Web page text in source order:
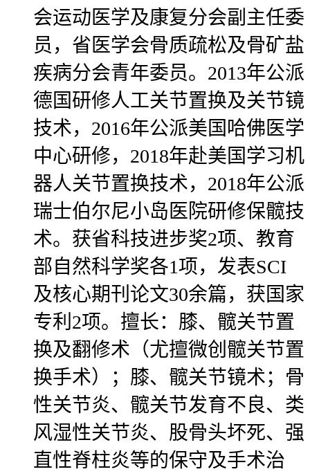
会运动医学及康复分会副主任委
员，省医学会骨质疏松及骨矿盐
疾病分会青年委员。2013年公派
德国研修人工关节置换及关节镜
技术，2016年公派美国哈佛医学
中心研修，2018年赴美国学习机
器人关节置换技术，2018年公派
瑞士伯尔尼小岛医院研修保髋技
术。获省科技进步奖2项、教育
部自然科学奖各1项，发表SCI
及核心期刊论文30余篇，获国家
专利2项。擅长：膝、髋关节置
换及翻修术（尤擅微创髋关节置
换手术）；膝、髋关节镜术；骨
性关节炎、髋关节发育不良、类
风湿性关节炎、股骨头坏死、强
直性脊柱炎等的保守及手术治